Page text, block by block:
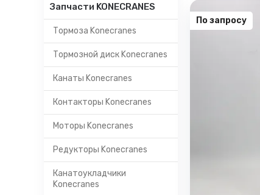
Запчасти KONECRANES
Тормоза Konecranes
Тормозной диск Konecranes
Канаты Konecranes
Контакторы Konecranes
Моторы Konecranes
Редукторы Konecranes
Канатоукладчики
Konecranes
По запросу